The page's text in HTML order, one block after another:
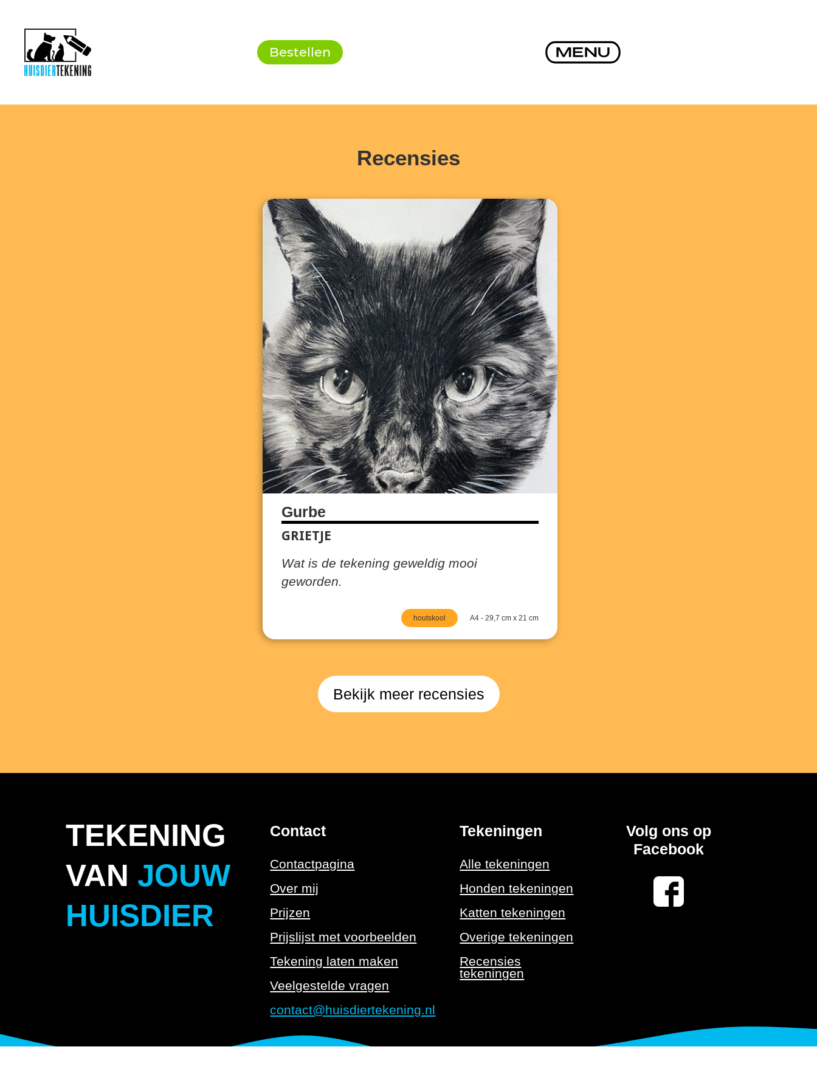
Bestellen
Recensies
Gurbe
GRIETJE
Wat is de tekening geweldig mooi
geworden.
houtskool A4 - 29,7 cm x 21 cm
Bekijk meer recensies
TEKENING
VAN JOUW
HUISDIER
Contact
Contactpagina
Over mij
Prijzen
Prijslijst met voorbeelden
Tekening laten maken
Veelgestelde vragen
contact@huisdiertekening.nl
Tekeningen
Alle tekeningen
Honden tekeningen
Katten tekeningen
Overige tekeningen
Recensies
tekeningen
Volg ons op
Facebook